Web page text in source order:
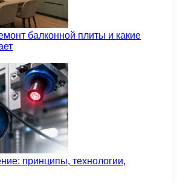
балконной плиты и какие
принципы, технологии,